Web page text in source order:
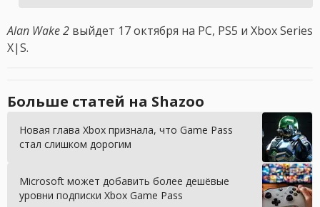
Alan Wake 2 выйдет 17 октября на PC, PS5 и Xbox Series
X|S.
Больше статей на Shazoo
Новая глава Xbox признала, что Game Pass
стал слишком дорогим
Microsoft может добавить более дешёвые
уровни подписки Xbox Game Pass